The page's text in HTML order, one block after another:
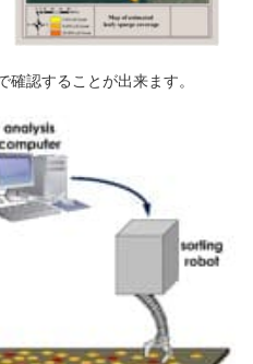
認することが出来ます。